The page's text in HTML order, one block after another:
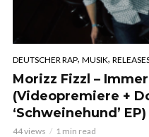
DEUTSCHER RAP, MUSIK,
Morizz Fizzl –
(Videopremiere +
‘Schweinehund’ EP)
44 views 1 min read